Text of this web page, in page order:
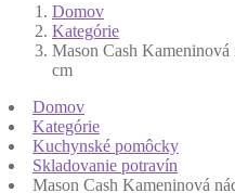
Domov
Kategórie
Mason Cash
cm
Domov
Kategórie
Kuchynské pomôcky
Skladovanie potravín
Mason Cash Kameninová